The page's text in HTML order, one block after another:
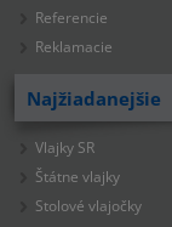
Referencie
Reklamacie
Najžiadanejšie
Vlajky SR
Štátne vlajky
Stolové vlajočky